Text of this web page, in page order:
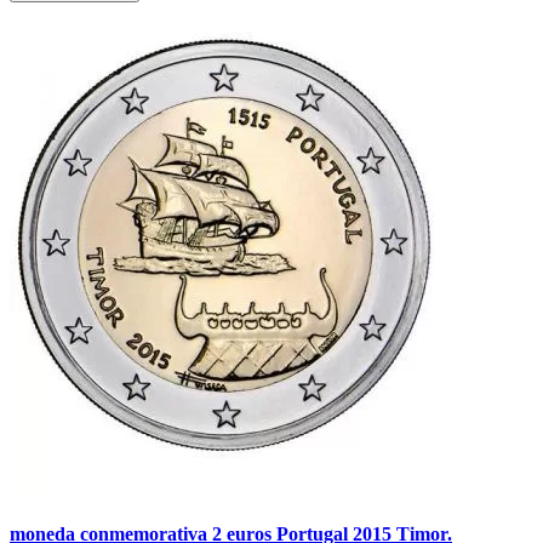
moneda conmemorativa 2 euros Portugal 2015 Timor.